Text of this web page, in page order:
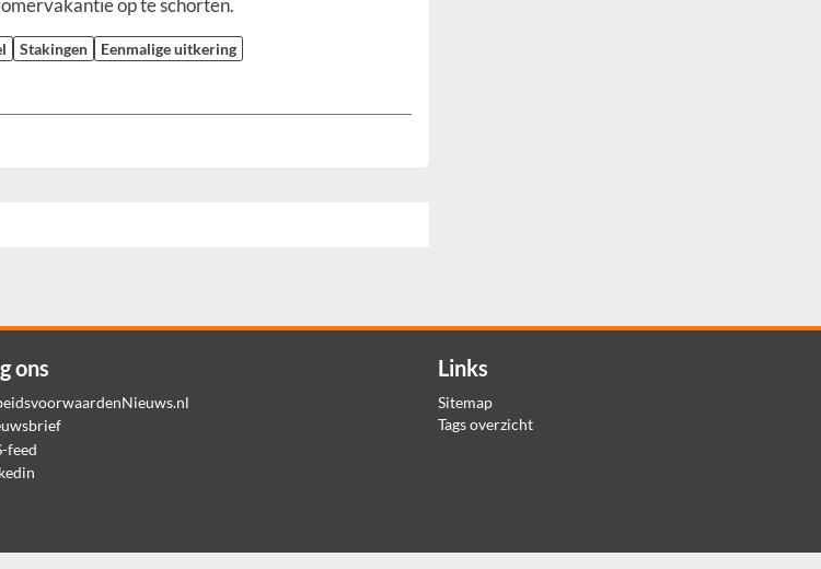
op te schorten.
Stakingen Eenmalige uitkering
ons
feed
Links
Sitemap
Tags overzicht